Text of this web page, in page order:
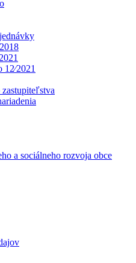
zastupiteľstva
a sociálneho rozvoja obce